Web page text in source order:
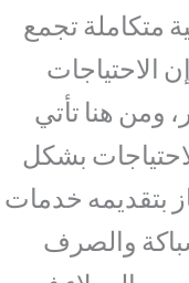
متكاملة تجمع
الاحتياجات
ومن هنا تأتي
بشكل
بتقديمه خدمات
والصرف